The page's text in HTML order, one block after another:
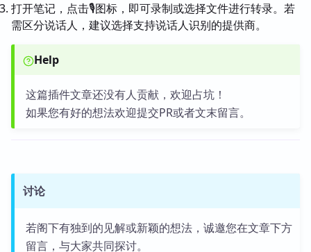
打开笔记，点击🎙️图标，即可录制或选择文件进行转录。若
需区分说话人，建议选择支持说话人识别的提供商。
Help
这篇插件文章还没有人贡献，欢迎占坑！
如果您有好的想法欢迎提交PR或者文末留言。
讨论
若阁下有独到的见解或新颖的想法，诚邀您在文章下方
留言，与大家共同探讨。